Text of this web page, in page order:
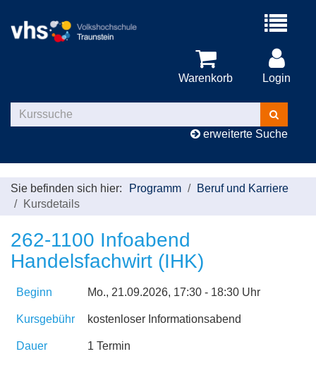
Menü
Warenkorb Login
Kurse
suchen
erweiterte Suche
Sie befinden sich hier: Programm
Beruf und Karriere
Kursdetails
262-1100 Infoabend
Handelsfachwirt (IHK)
Beginn Mo., 21.09.2026, 17:30 - 18:30 Uhr
Kursgebühr kostenloser Informationsabend
Dauer 1 Termin